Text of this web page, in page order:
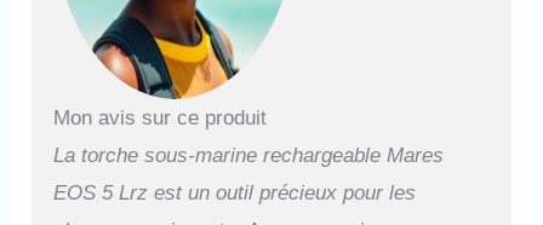
accidentel. BATTERIE
RECHARGEABLE USB
puissance maximale (375 min
via câble USB inclus sur PC
ou adaptateur 5V (charge en
Mon avis sur ce produit
La torche sous-marine rechargeable Mares
EOS 5 Lrz est un outil précieux pour les